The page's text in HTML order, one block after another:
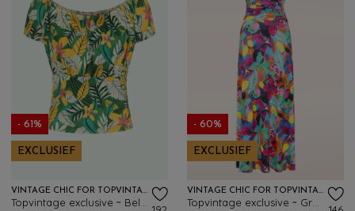
- 61%
EXCLUSIEF
VINTAGE CHIC FOR TOPVINTAGE
- 60%
EXCLUSIEF
VINTAGE CHIC FOR TOPVINTAGE